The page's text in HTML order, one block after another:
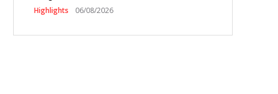
Highlights 06/08/2026